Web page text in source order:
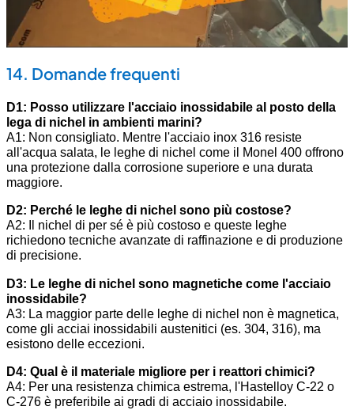
14. Domande frequenti
D1: Posso utilizzare l'acciaio inossidabile al posto della
lega di nichel in ambienti marini?
A1: Non consigliato. Mentre l'acciaio inox 316 resiste
all'acqua salata, le leghe di nichel come il Monel 400 offrono
una protezione dalla corrosione superiore e una durata
maggiore.
D2: Perché le leghe di nichel sono più costose?
A2: Il nichel di per sé è più costoso e queste leghe
richiedono tecniche avanzate di raffinazione e di produzione
di precisione.
D3: Le leghe di nichel sono magnetiche come l'acciaio
inossidabile?
A3: La maggior parte delle leghe di nichel non è magnetica,
come gli acciai inossidabili austenitici (es. 304, 316), ma
esistono delle eccezioni.
D4: Qual è il materiale migliore per i reattori chimici?
A4: Per una resistenza chimica estrema, l'Hastelloy C-22 o
C-276 è preferibile ai gradi di acciaio inossidabile.